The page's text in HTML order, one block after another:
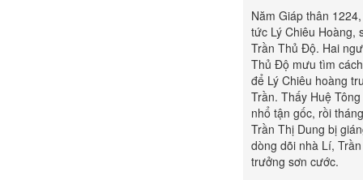
Năm Giáp thân
tức Lý Chiêu Hoàng,
Trần Thủ Độ. Hai
Thủ Độ mưu tìm
để Lý Chiêu hoàng
Trần. Thấy Huệ
nhổ tận gốc, rồi
Trần Thị Dung bị
dòng dõi nhà Lí,
trưởng sơn cước.